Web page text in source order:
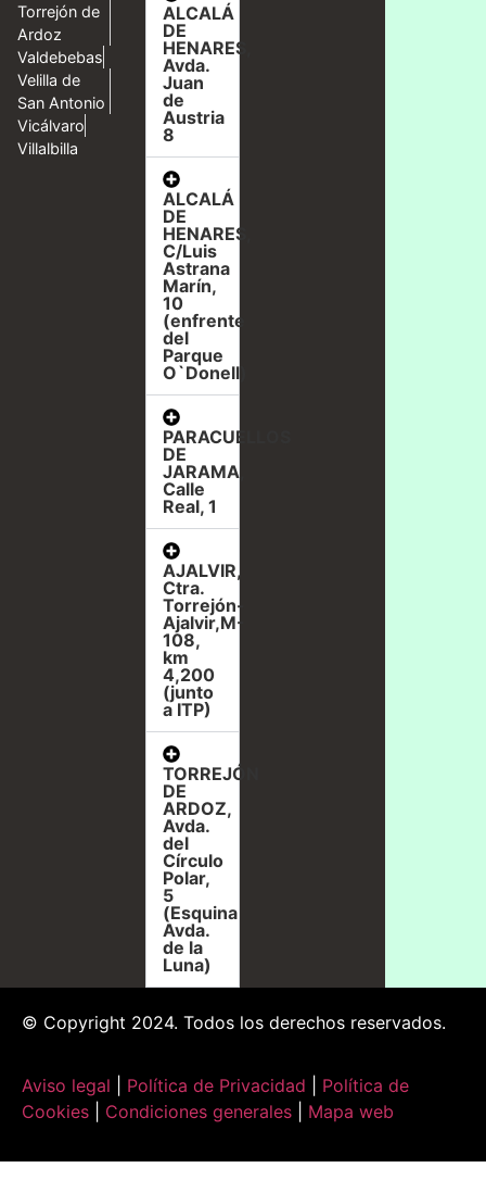
Torrejón de
Ardoz
Valdebebas
Velilla de
San Antonio
Vicálvaro
Villalbilla
ALCALÁ
DE
HENARES,
Avda.
Juan
de
Austria
8
ALCALÁ
DE
HENARES,
C/Luis
Astrana
Marín,
10
(enfrente
del
Parque
O`Donell)
PARACUELLOS
DE
JARAMA,
Calle
Real, 1
AJALVIR,
Ctra.
Torrejón-
Ajalvir,M-
108,
km
4,200
(junto
a ITP)
TORREJÓN
DE
ARDOZ,
Avda.
del
Círculo
Polar,
5
(Esquina
Avda.
de la
Luna)
© Copyright 2024. Todos los derechos reservados.
Aviso legal Política de Privacidad
Política de
Cookies
Condiciones generales Mapa web